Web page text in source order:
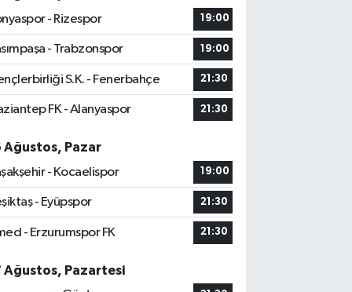
- Rizespor
19:00
- Trabzonspor 19:00
S.K. - Fenerbahçe 21:30
FK - Alanyaspor 21:30
Ağustos, Pazar
- Kocaelispor
19:00
- Eyüpspor 21:30
- Erzurumspor FK 21:30
Ağustos, Pazartesi